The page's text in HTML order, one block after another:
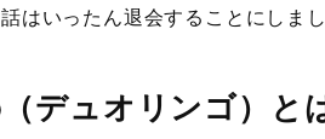
はいったん退会することにしまし
デュオリンゴ）と